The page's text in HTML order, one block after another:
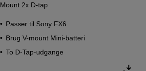
Mount 2x D-tap
Passer til Sony FX6
Brug V-mount Mini-batteri
To D-Tap-udgange